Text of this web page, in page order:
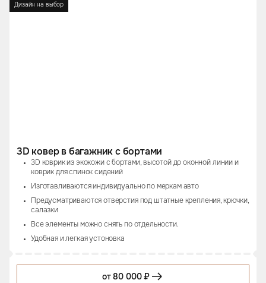
Дизайн на выбор
3D ковер в багажник с бортами
3D коврик из экокожи с бортами, высотой до оконной линии и
коврик для спинок сидений
Изготавливаются индивидуально по меркам авто
Предусматриваются отверстия под штатные крепления, крючки,
салазки
Все элементы можно снять по отдельности.
Удобная и легкая устоновка
от 80 000 ₽